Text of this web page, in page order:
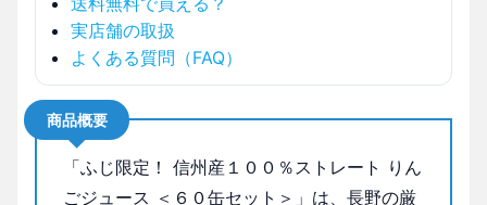
実店舗の取扱
よくある質問（FAQ）
商品概要
「ふじ限定！ 信州産１００％ストレート りん
ごジュース ＜６０缶セット＞」は、長野の厳